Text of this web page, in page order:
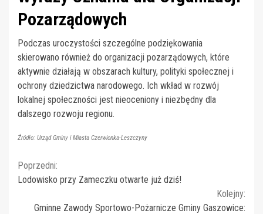
Pozarządowych
Podczas uroczystości szczególne podziękowania
skierowano również do organizacji pozarządowych, które
aktywnie działają w obszarach kultury, polityki społecznej i
ochrony dziedzictwa narodowego. Ich wkład w rozwój
lokalnej społeczności jest nieoceniony i niezbędny dla
dalszego rozwoju regionu.
Źródło: Urząd Gminy i Miasta Czerwionka-Leszczyny
Continue
Poprzedni:
Lodowisko przy Zameczku otwarte już dziś!
Kolejny:
Gminne Zawody Sportowo-Pożarnicze Gminy Gaszowice: